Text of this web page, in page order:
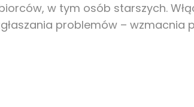
w tym osób starszych.
problemów – wzmacnia